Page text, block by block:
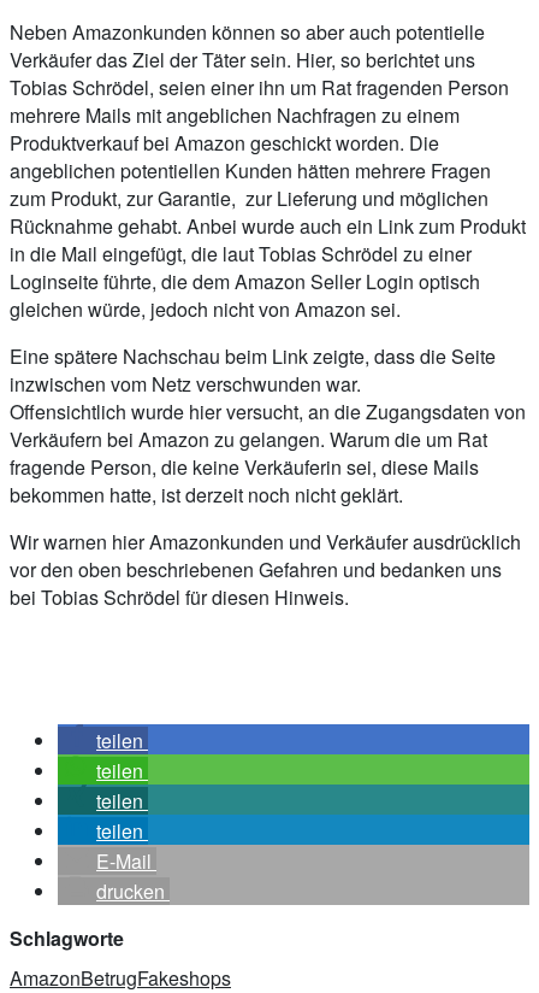
Neben Amazonkunden können so aber auch potentielle
Verkäufer das Ziel der Täter sein. Hier, so berichtet uns
Tobias Schrödel, seien einer ihn um Rat fragenden Person
mehrere Mails mit angeblichen Nachfragen zu einem
Produktverkauf bei Amazon geschickt worden. Die
angeblichen potentiellen Kunden hätten mehrere Fragen
zum Produkt, zur Garantie, zur Lieferung und möglichen
Rücknahme gehabt. Anbei wurde auch ein Link zum Produkt
in die Mail eingefügt, die laut Tobias Schrödel zu einer
Loginseite führte, die dem Amazon Seller Login optisch
gleichen würde, jedoch nicht von Amazon sei.
Eine spätere Nachschau beim Link zeigte, dass die Seite
inzwischen vom Netz verschwunden war.
Offensichtlich wurde hier versucht, an die Zugangsdaten von
Verkäufern bei Amazon zu gelangen. Warum die um Rat
fragende Person, die keine Verkäuferin sei, diese Mails
bekommen hatte, ist derzeit noch nicht geklärt.
Wir warnen hier Amazonkunden und Verkäufer ausdrücklich
vor den oben beschriebenen Gefahren und bedanken uns
bei Tobias Schrödel für diesen Hinweis.
teilen
teilen
teilen
teilen
E-Mail
drucken
Schlagworte
AmazonBetrugFakeshops